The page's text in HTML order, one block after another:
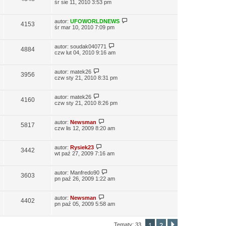
śr sie 11, 2010 3:53 pm
4153 autor: UFOWORLDNEWS
śr mar 10, 2010 7:09 pm
4884 autor: soudak040771
czw lut 04, 2010 9:16 am
3956 autor: matek26
czw sty 21, 2010 8:31 pm
4160 autor: matek26
czw sty 21, 2010 8:26 pm
5817 autor: Newsman
czw lis 12, 2009 8:20 am
3442 autor: Rysiek23
wt paź 27, 2009 7:16 am
3603 autor: Manfredo90
pn paź 26, 2009 1:22 am
4402 autor: Newsman
pn paź 05, 2009 5:58 am
Tematy: 33